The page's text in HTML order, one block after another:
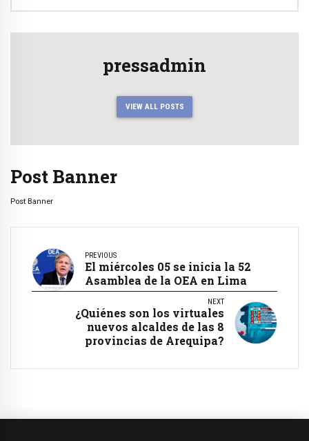
pressadmin
VIEW ALL POSTS
Post Banner
Post Banner
PREVIOUS
El miércoles 05 se inicia la 52
Asamblea de la OEA en Lima
NEXT
¿Quiénes son los virtuales
nuevos alcaldes de las 8
provincias de Arequipa?